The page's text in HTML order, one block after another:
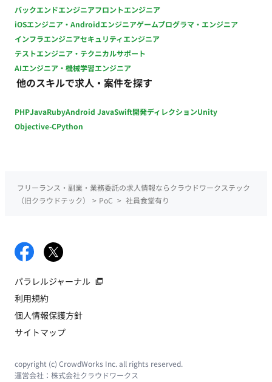
バックエンドエンジニアフロントエンジニア
iOSエンジニア・Androidエンジニアゲームプログラマ・エンジニア
インフラエンジニアセキュリティエンジニア
テストエンジニア・テクニカルサポート
AIエンジニア・機械学習エンジニア
他のスキルで求人・案件を探す
PHPJavaRubyAndroid JavaSwift開発ディレクションUnity
Objective-CPython
フリーランス・副業・業務委託の求人情報ならクラウドワークステック
（旧クラウドテック）
> PoC > 社員食堂有り
パラレルジャーナル
利用規約
個人情報保護方針
サイトマップ
copyright (c) CrowdWorks Inc. all rights reserved.
運営会社： 株式会社クラウドワークス